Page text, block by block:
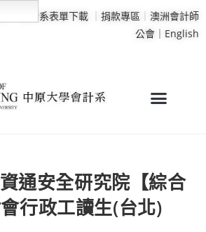
會計系表單下載 ｜ 捐款專區 ｜ 澳洲會計師
公會｜ English
通安全研究院【綜合
行政工讀生(台北)